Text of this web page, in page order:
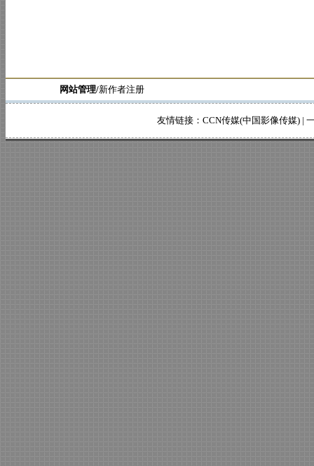
网站管理/新作者注册
友情链接： CCN传媒(中国影像传媒) |